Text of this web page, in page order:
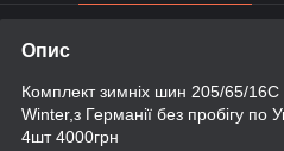
Опис
Комплект зимніх шин 205/65/16С
Winter,з Германії без пробігу по
4шт 4000грн